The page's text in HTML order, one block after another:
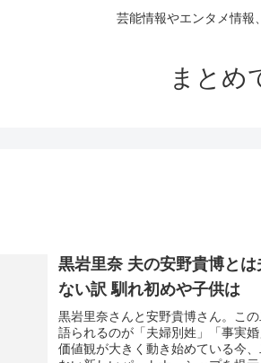
芸能情報やエンタメ情報
まとめ
黒岩里奈 夫の安野貴博とは夫婦別姓 事
ない訳 馴れ初めや子供は
黒岩里奈さんと安野貴博さん。こ
語られるのが「夫婦別姓」「事実
価値観が大きく動き始めている今